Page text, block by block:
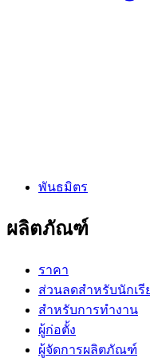
พันธมิตร
ผลิตภัณฑ์
ราคา
ส่วนลดสำหรับนักเ
สำหรับการทำงาน
ผู้ก่อตั้ง
ผู้จัดการผลิตภัณฑ์